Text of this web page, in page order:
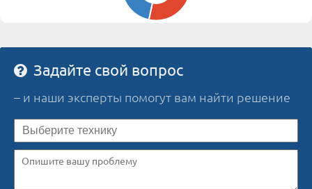
Задайте свой вопрос
– и наши эксперты помогут вам найти решение